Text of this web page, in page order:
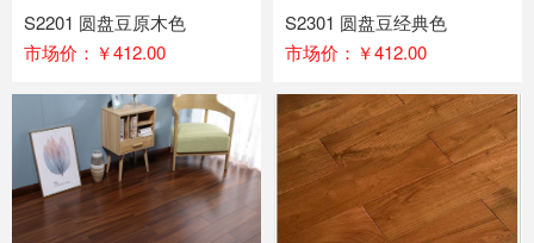
S2201 圆盘豆原木色
市场价：￥412.00
S2301 圆盘豆经典色
市场价：￥412.00